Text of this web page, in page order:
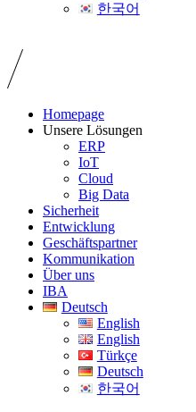
한국어
Homepage
Unsere Lösungen
ERP
IoT
Cloud
Big Data
Sicherheit
Entwicklung
Geschäftspartner
Kommunikation
Über uns
IBA
Deutsch
English
English
Türkçe
Deutsch
한국어